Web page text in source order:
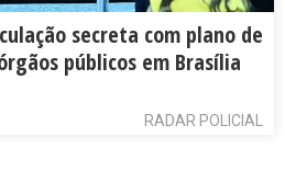
secreta com plano de
públicos em Brasília
RADAR POLICIAL